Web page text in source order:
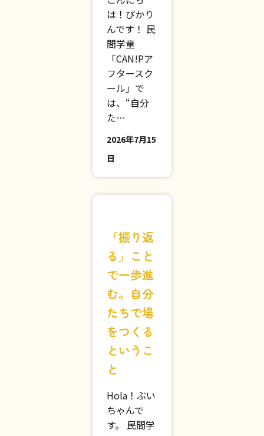
こんにち
は！ぴかり
んです！ 民
間学童
「CAN!Pア
フタースク
ール」で
は、“自分
た…
「振り返
る」こと
で一歩進
む。自分
たちで場
をつくる
というこ
と